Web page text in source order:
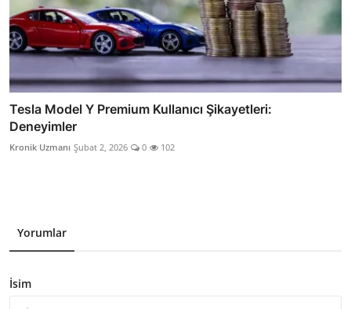
Tesla Model Y Premium Kullanıcı Şikayetleri:
Deneyimler
Kronik Uzmanı Şubat 2, 2026 0 102
Yorumlar
İsim